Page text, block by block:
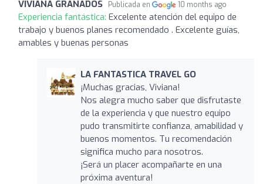
VIVIANA GRANADOS Publicada en 10 months ago
Experiencia fantástica: Excelente atención del equipo de
trabajo y buenos planes recomendado . Excelente guías,
amables y buenas personas
LA FANTASTICA TRAVEL GO
¡Muchas gracias, Viviana!
Nos alegra mucho saber que disfrutaste
de la experiencia y que nuestro equipo
pudo transmitirte confianza, amabilidad y
buenos momentos. Tu recomendación
significa mucho para nosotros.
¡Será un placer acompañarte en una
próxima aventura!